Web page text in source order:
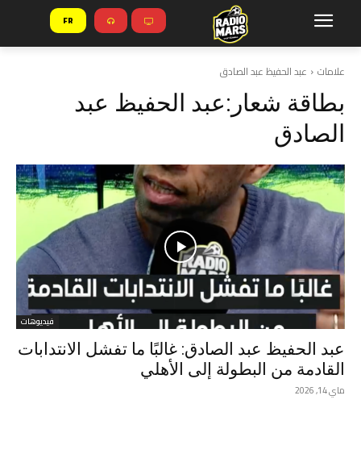
FR
علامات عبد الحفيظ عبد الصادق
بطاقة شعار:عبد الحفيظ عبد
الصادق
فيديوهات
عبد الحفيظ عبد الصادق: غالبًا ما تفشل الانتدابات
القادمة من البطولة إلى الأهلي
ماي 14, 2026